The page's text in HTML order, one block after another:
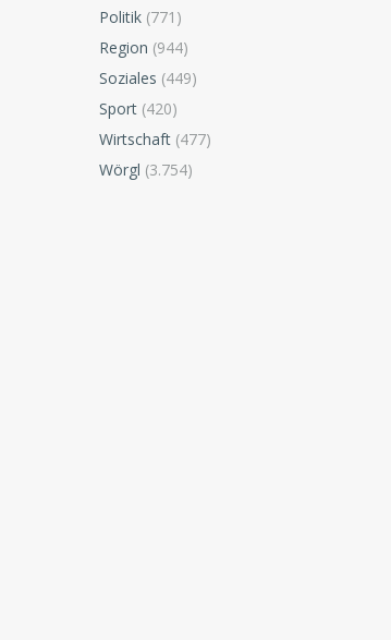
Politik (771)
Region (944)
Soziales (449)
Sport (420)
Wirtschaft (477)
Wörgl (3.754)